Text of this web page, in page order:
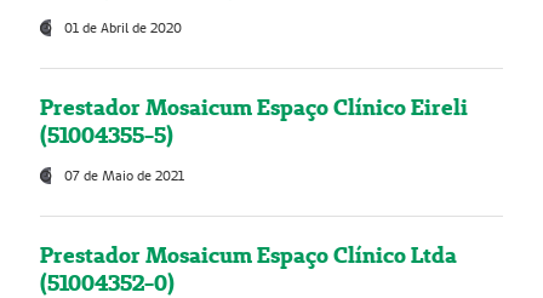
01 de Abril de 2020
Prestador Mosaicum Espaço Clínico Eireli
(51004355-5)
07 de Maio de 2021
Prestador Mosaicum Espaço Clínico Ltda
(51004352-0)